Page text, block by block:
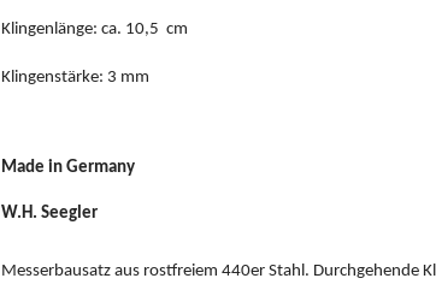
Klingenlänge: ca. 10,5 cm
Klingenstärke: 3 mm
Made in Germany
W.H. Seegler
Messerbausatz aus rostfreiem 440er Stahl. Durchgehende